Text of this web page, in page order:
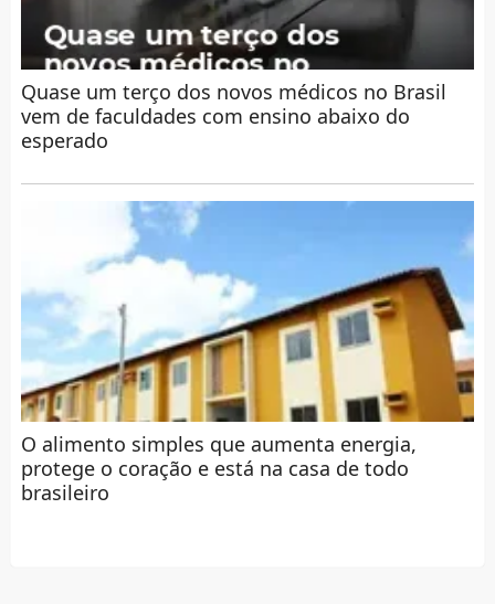
Quase um terço dos novos médicos no Brasil
vem de faculdades com ensino abaixo do
esperado
O alimento simples que aumenta energia,
protege o coração e está na casa de todo
brasileiro